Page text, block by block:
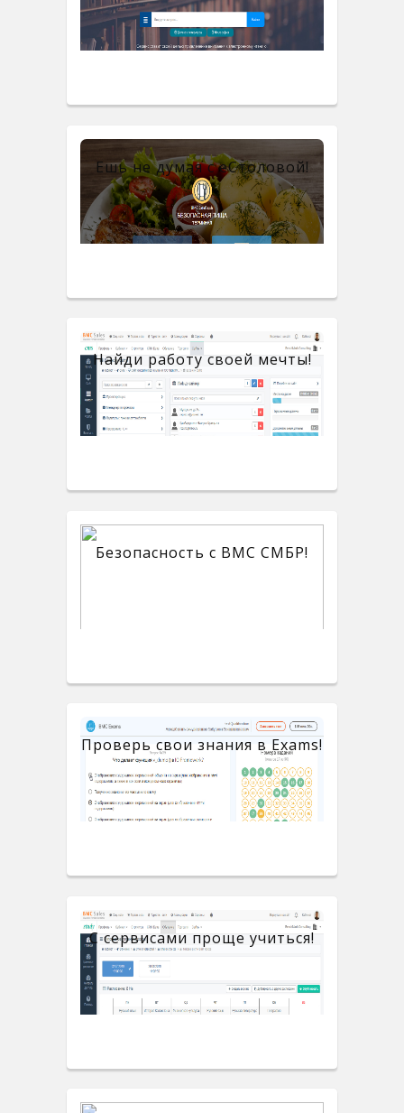
Ешь не думая с eСтоловой!
Найди работу своей мечты!
Безопасность с BMC СМБР!
Проверь свои знания в Exams!
С сервисами проще учиться!